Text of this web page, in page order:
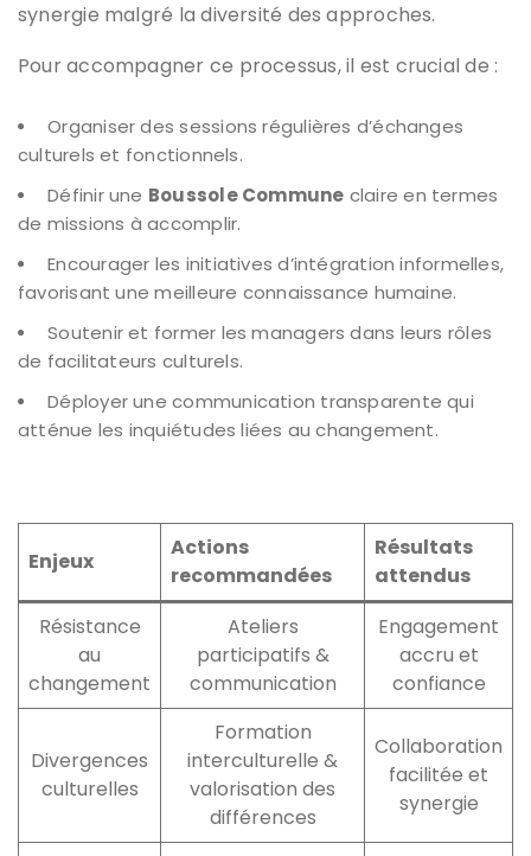
synergie malgré la diversité des approches.
Pour accompagner ce processus, il est crucial de :
Organiser des sessions régulières d’échanges
culturels et fonctionnels.
Définir une Boussole Commune claire en termes
de missions à accomplir.
Encourager les initiatives d’intégration informelles,
favorisant une meilleure connaissance humaine.
Soutenir et former les managers dans leurs rôles
de facilitateurs culturels.
Déployer une communication transparente qui
atténue les inquiétudes liées au changement.
Enjeux
Actions
recommandées
Résultats
attendus
Résistance
au
changement
Ateliers
participatifs &
communication
Engagement
accru et
confiance
Divergences
culturelles
Formation
interculturelle &
valorisation des
différences
Collaboration
facilitée et
synergie